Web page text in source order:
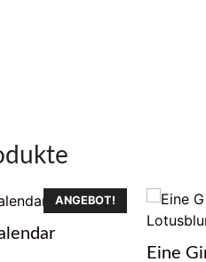
ANGEBOT!
Eine